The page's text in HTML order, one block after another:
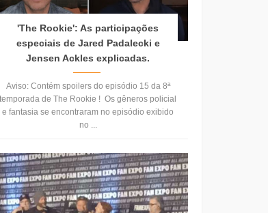
'The Rookie': As participações
especiais de Jared Padalecki e
Jensen Ackles explicadas.
Aviso: Contém spoilers do episódio 15 da 8ª
temporada de The Rookie ! Os gêneros policial
e fantasia se encontraram no episódio exibido
no ...